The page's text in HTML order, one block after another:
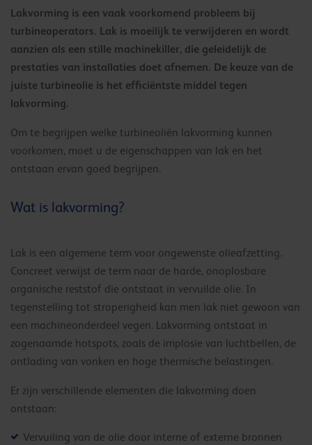
Lakvorming is een vaak voorkomend probleem bij
turbineoperators. Lak is moeilijk te verwijderen en wordt
aanzien als een stille machinekiller, die geleidelijk de
prestaties van installaties doet afnemen. De keuze van de
juiste turbineolie is het efficiëntste middel tegen
lakvorming.
Om te begrijpen welke turbineoliën lakvorming kunnen
voorkomen, moet u de eigenschappen van lak en het
ontstaan ervan goed begrijpen.
Wat is lakvorming?
Lak is een algemene term voor ongewenste olieafzetting.
Concreet verwijst de term naar de harde, onoplosbare
organische reststof die ontstaat in vervuilde olie. In
tegenstelling tot stroperigheid kan men lak niet gewoon van
een machineonderdeel vegen. Lakvorming ontstaat in
zogenaamde hotspots, zoals de implosie van luchtbellen, de
ontlading van vonken en hoge thermische belastingen.
Er zijn verschillende elementen die lakvorming doen
ontstaan:
Vervuiling van de olie door interne of externe bronnen